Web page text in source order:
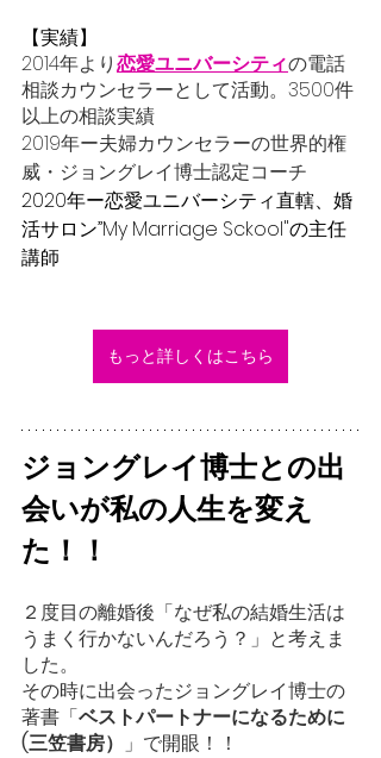
【実績】
2014年より恋愛ユニバーシティの電話
相談カウンセラーとして活動。3500件
以上の相談実績
2019年ー夫婦カウンセラーの世界的権
威・ジョングレイ博士認定コーチ
2020年ー恋愛ユニバーシティ直轄、婚
活サロン”My Marriage Sckool"の主任
講師
もっと詳しくはこちら
ジョングレイ博士との出
会いが私の人生を変え
た！！
２度目の離婚後「なぜ私の結婚生活は
うまく行かないんだろう？」と考えま
した。
その時に出会ったジョングレイ博士の
著書「ベストパートナーになるために
(三笠書房）
」で開眼！！